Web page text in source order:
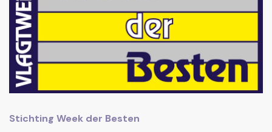
Stichting Week der Besten